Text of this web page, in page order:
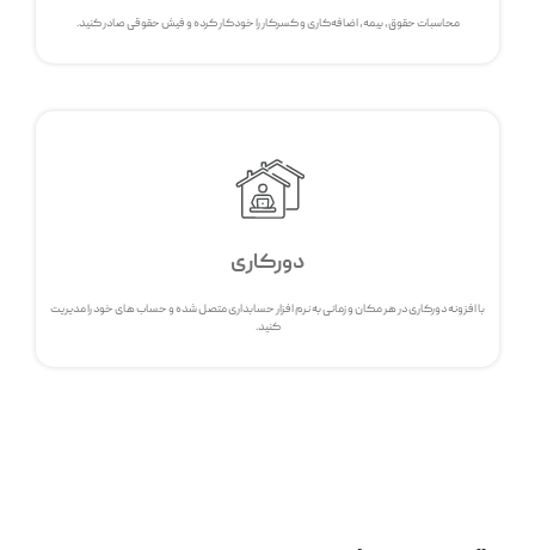
محاسبات حقوق، بیمه، اضافه‌کاری و کسرکار را خودکار کرده و فیش حقوقی صادر کنید.
دورکاری
با افزونه دورکاری در هر مکان و زمانی به نرم افزار حسابداری متصل شده و حساب های خود را مدیریت
کنید.